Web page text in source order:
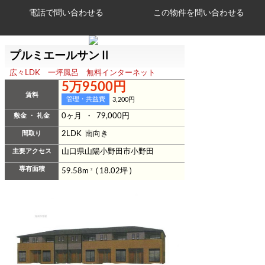
電話で問い合わせる
プルミエールサンⅡ
広々LDK 一坪風呂 無料インターネット
賃料
5万9500円
管理・共益費 3,200円
敷金 ・ 礼金 0ヶ月 ・ 79,000円
間取り 2LDK 南向き
主要アクセス 山口県山陽小野田市小野田
専有面積 59.58m2 ( 18.02坪 )